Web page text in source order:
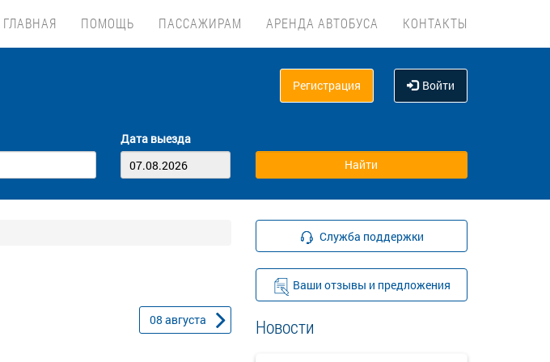
ГЛАВНАЯ ПОМОЩЬ ПАССАЖИРАМ АРЕНДА АВТОБУСА КОНТАКТЫ
Регистрация Войти
Дата выезда
08 августа
Служба поддержки
Ваши отзывы и предложения
Новости